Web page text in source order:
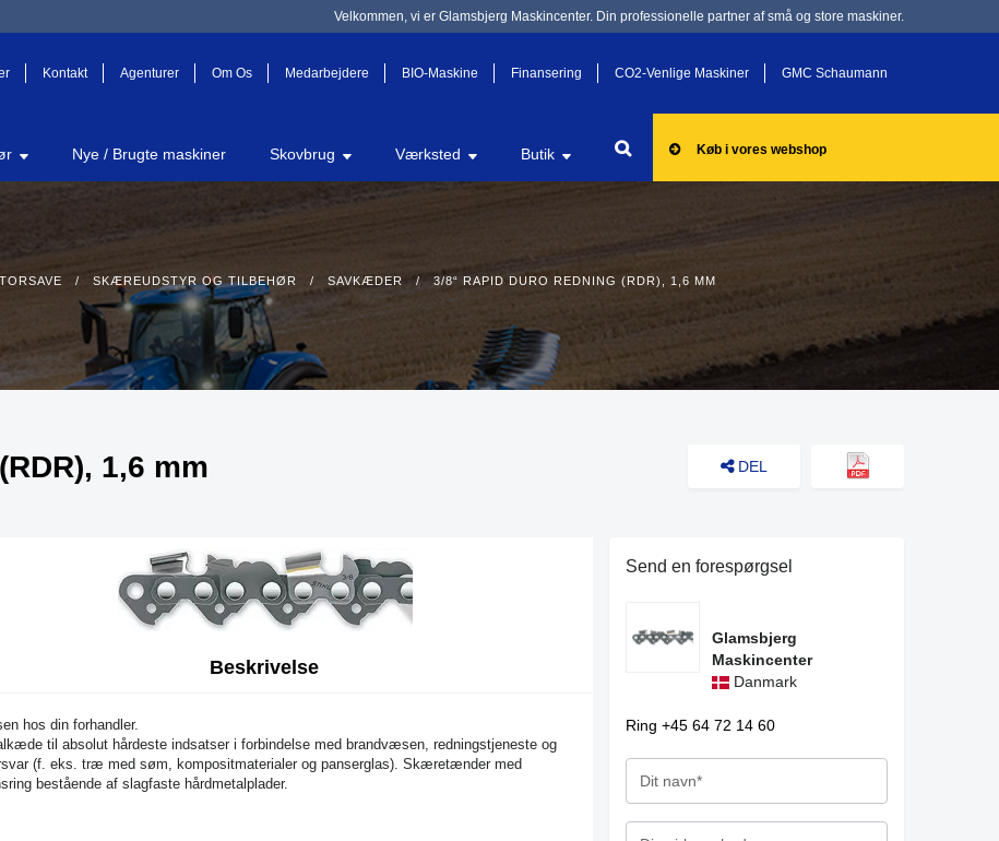
Velkommen, vi er Glamsbjerg Maskincenter. Din professionelle partner af små og store maskiner.
Kontakt Agenturer Om Os Medarbejdere BIO-Maskine Finansering CO2-Venlige Maskiner GMC Schaumann
Nye / Brugte maskiner Skovbrug Værksted Butik Køb i vores webshop
/ SKÆREUDSTYR OG TILBEHØR / SAVKÆDER / 3/8“ RAPID DURO REDNING (RDR), 1,6 MM
1,6 mm DEL
Beskrivelse
hos din forhandler.
til absolut hårdeste indsatser i forbindelse med brandvæsen, redningstjeneste og
(f. eks. træ med søm, kompositmaterialer og panserglas). Skæretænder med
bestående af slagfaste hårdmetalplader.
Send en forespørgsel
Glamsbjerg
Maskincenter
Danmark
Ring +45 64 72 14 60